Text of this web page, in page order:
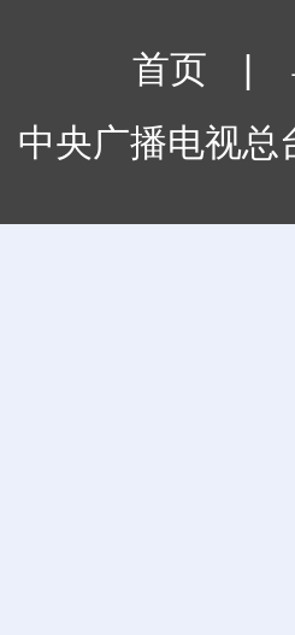
首页
中央广播电视总